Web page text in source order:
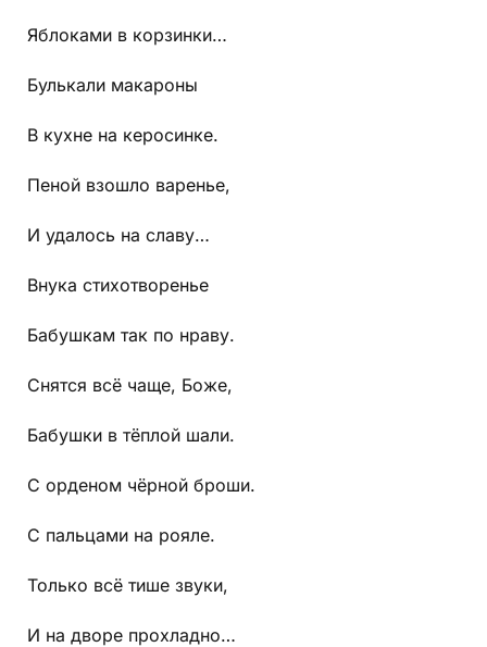
Яблоками в корзинки…
Булькали макароны
В кухне на керосинке.
Пеной взошло варенье,
И удалось на славу…
Внука стихотворенье
Бабушкам так по нраву.
Снятся всё чаще, Боже,
Бабушки в тёплой шали.
С орденом чёрной броши.
С пальцами на рояле.
Только всё тише звуки,
И на дворе прохладно…